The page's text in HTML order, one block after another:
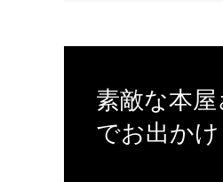
素敵な本
でお出か